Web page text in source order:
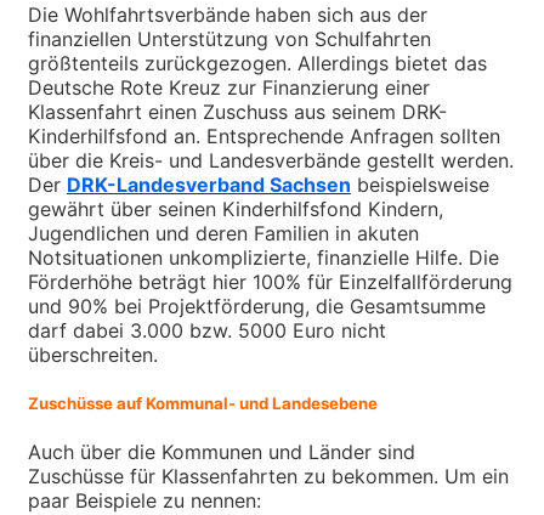
Die Wohlfahrtsverbände haben sich aus der
finanziellen Unterstützung von Schulfahrten
größtenteils zurückgezogen. Allerdings bietet das
Deutsche Rote Kreuz zur Finanzierung einer
Klassenfahrt einen Zuschuss aus seinem DRK-
Kinderhilfsfond an. Entsprechende Anfragen sollten
über die Kreis- und Landesverbände gestellt werden.
Der DRK-Landesverband Sachsen beispielsweise
gewährt über seinen Kinderhilfsfond Kindern,
Jugendlichen und deren Familien in akuten
Notsituationen unkomplizierte, finanzielle Hilfe. Die
Förderhöhe beträgt hier 100% für Einzelfallförderung
und 90% bei Projektförderung, die Gesamtsumme
darf dabei 3.000 bzw. 5000 Euro nicht
überschreiten.
Zuschüsse auf Kommunal- und Landesebene
Auch über die Kommunen und Länder sind
Zuschüsse für Klassenfahrten zu bekommen. Um ein
paar Beispiele zu nennen: